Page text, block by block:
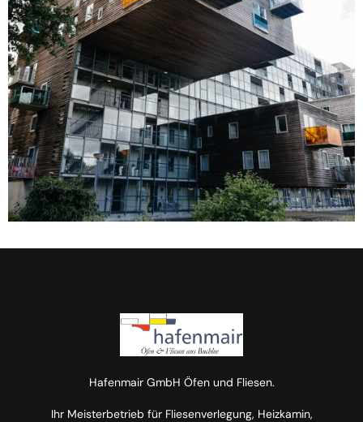
Hafenmair GmbH Öfen und Fliesen.
Ihr Meisterbetrieb für Fliesenverlegung, Heizkamin,